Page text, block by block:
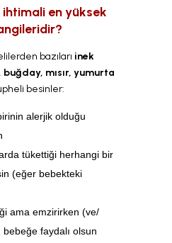
en yüksek
bazıları inek
mısır, yumurta
besinler:
alerjik olduğu
tükettiği herhangi bir
(eğer bebekteki
ama emzirirken (ve/
faydalı olsun